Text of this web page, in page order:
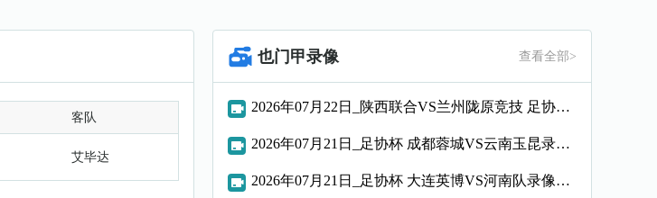
客队
艾毕达
也门甲录像 查看全部>
2026年07月22日_陕西联合VS兰州陇原竞技 足协杯录像_全场录像【高清回放】
2026年07月21日_足协杯 成都蓉城VS云南玉昆录像_全场录像【高清回放】
2026年07月21日_足协杯 大连英博VS河南队录像_全场录像【全场回放】